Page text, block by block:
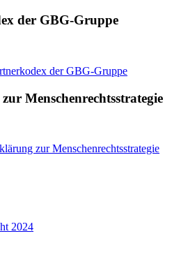
der GBG-Gruppe
der GBG-Gruppe
Menschenrechtsstrategie
zur Menschenrechtsstrategie
2024